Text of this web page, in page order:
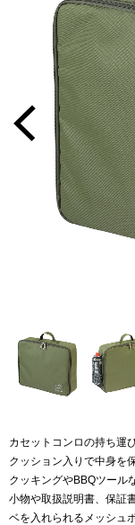
カセットコンロの持ち運
クッション入りで中身を
クッキングやBBQツール
小物や取扱説明書、保証
ベを入れられるメッシュ